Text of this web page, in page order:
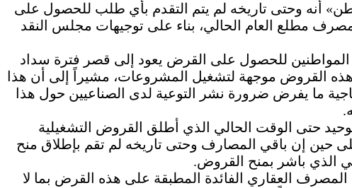
أنه وحتى تاريخه لم يتم التقدم بأي طلب للحصول على
مطلع العام الحالي، بناء على توجيهات مجلس النقد
المواطنين للحصول على القرض يعود إلى قصر فترة سداد
القروض موجهة لتشغيل المشروعات، مشيراً إلى أن هذا
ما يفرض ضرورة نشر التوعية لدى الصناعيين حول هذا
حتى الوقت الحالي الذي أطلق القروض التشغيلية
حين إن باقي المصارف وحتى تاريخه لم تقم بإطلاق منح
الذي باشر بمنح القروض.
المصرف العقاري الفائدة المطبقة على هذه القرض بما لا